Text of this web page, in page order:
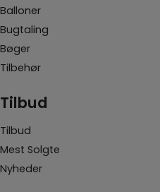
Balloner
Bugtaling
Bøger
Tilbehør
Tilbud
Tilbud
Mest Solgte
Nyheder